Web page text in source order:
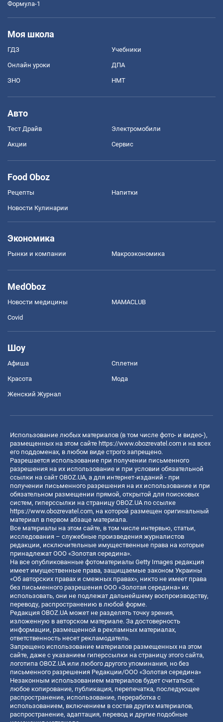
Формула-1
Моя школа
ГДЗ Учебники
Онлайн уроки ДПА
ЗНО НМТ
Авто
Тест Драйв Электромобили
Акции Сервис
Food Oboz
Рецепты Напитки
Новости Кулинарии
Экономика
Рынки и компании Mакроэкономика
MedOboz
Новости медицины MAMACLUB
Covid
Шоу
Афиша Сплетни
Красота Мода
Женский Журнал
Использование любых материалов (в том числе фото- и видео-),
размещенных на этом сайте https://www.obozrevatel.com и на всех
его поддоменах, в любом виде строго запрещено.
Разрешается использование при получении письменного
разрешения на их использование и при условии обязательной
ссылки на сайт OBOZ.UA, а для интернет-изданий - при
получении письменного разрешения на их использование и при
обязательном размещении прямой, открытой для поисковых
систем, гиперссылки на страницу OBOZ.UA по ссылке
https://www.obozrevatel.com, на которой размещен оригинальный
материал в первом абзаце материала.
Все материалы на этом сайте, в том числе интервью, статьи,
исследования – служебные произведения журналистов
редакции, исключительные имущественные права на которые
принадлежат ООО «Золотая середина».
На все опубликованные фотоматериалы Getty Images редакция
имеет имущественные права, защищаемые законом Украины
«Об авторских правах и смежных правах», никто не имеет права
без письменного разрешения ООО «Золотая середина» их
использовать, они не подлежат дальнейшему воспроизводству,
переводу, распространению в любой форме.
Редакция OBOZ.UA может не разделять точку зрения,
изложенную в авторском материале. За достоверность
информации, размещенной в рекламных материалах,
ответственность несет рекламодатель.
Запрещено использование материалов размещенных на этом
сайте, даже с указанием гиперссылки на страницу этого сайта,
логотипа OBOZ.UA или любого другого упоминания, но без
письменного разрешения Редакции/ООО «Золотая середина»
Незаконным использованием материалов будет считаться:
любое копирование, публикация, перепечатка, последующее
распространение, использование, переработка с
использованием, включением в состав других материалов,
распространение, адаптация, перевод и другие подобные